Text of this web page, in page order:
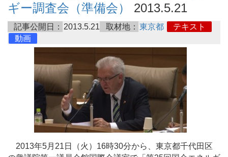
ギー調査会（準備会）
2013.5.21
記事公開日： 2013.5.21 取材地： 東京都
テキスト
動画
2013年5月21日（火）16時30分から、東京都千代田区